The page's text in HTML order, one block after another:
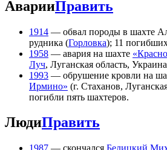
АварииПравить
1914 — обвал породы в шахте
рудника (Горловка); 11
1958 — авария на шахте
Луч, Луганская область,
1993 — обрушение кровли на
Ирмино» (г. Стаханов,
погибли пять шахтеров.
ЛюдиПравить